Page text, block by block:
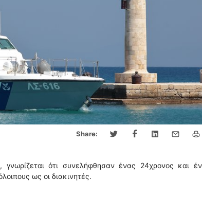
Share:
ότι συνελήφθησαν ένας 24χρονος και
ως οι διακινητές.